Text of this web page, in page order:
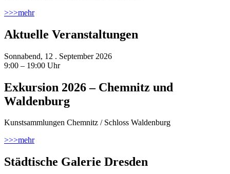
>>>mehr
Aktuelle Veranstaltungen
Sonnabend, 12 . September 2026
9:00 – 19:00 Uhr
Exkursion 2026 – Chemnitz und
Waldenburg
Kunstsammlungen Chemnitz / Schloss Waldenburg
>>>mehr
Städtische Galerie Dresden